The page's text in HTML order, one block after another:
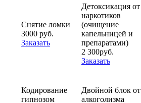
Снятие ломки
3000 руб.
Заказать
Детоксикация от
наркотиков
(очищение
капельницей и
препаратами)
2 300руб.
Заказать
Кодирование
гипнозом
Двойной блок от
алкоголизма